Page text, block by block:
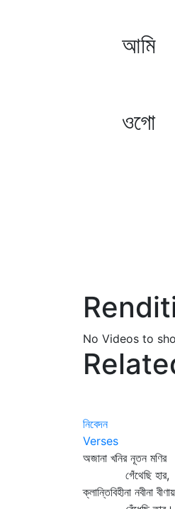
আমি
ওগো
দেখে
No Videos to
নিবেদন
Verses
অজানা খনির নূতন মণির
গেঁথেছি হার,
ক্লান্তিবিহীনা নবীনা বীণায়